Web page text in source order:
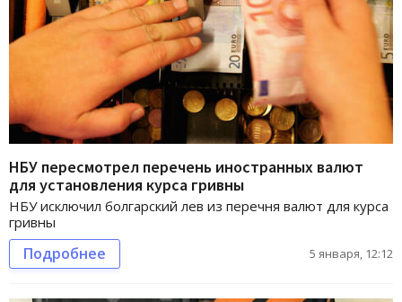
НБУ пересмотрел перечень иностранных валют
для установления курса гривны
НБУ исключил болгарский лев из перечня валют для курса
гривны
Подробнее 5 января, 12:12